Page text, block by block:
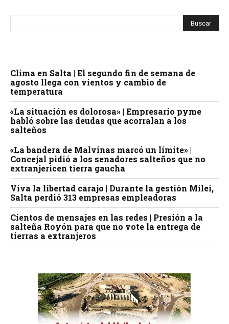
Clima en Salta | El segundo fin de semana de
agosto llega con vientos y cambio de
temperatura
«La situación es dolorosa» | Empresario pyme
habló sobre las deudas que acorralan a los
salteños
«La bandera de Malvinas marcó un límite» |
Concejal pidió a los senadores salteños que no
extranjericen tierra gaucha
Viva la libertad carajo | Durante la gestión Milei,
Salta perdió 313 empresas empleadoras
Cientos de mensajes en las redes | Presión a la
salteña Royón para que no vote la entrega de
tierras a extranjeros